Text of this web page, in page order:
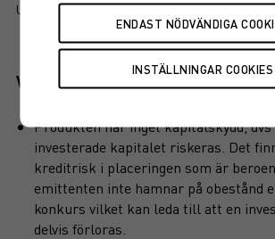
UTSKRIFT
Viktiga egenskaper
Produkten har inget kapitalskydd, dvs
investerade kapitalet riskeras. Det
kreditrisk i placeringen som är
emittenten inte hamnar på obestånd
konkurs vilket kan leda till att en
delvis förloras.